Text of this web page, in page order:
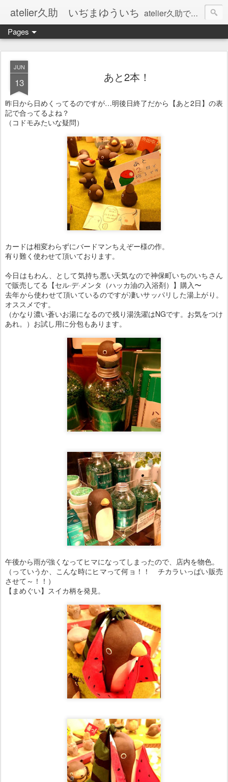
atelier久助 いぢまゆういち atelier久助では土と火から暖かなモノたちを生み出しています。 ご覧になられた方が和んで頂ければ幸いです。
Pages
JUN
13 あと2本！
昨日から日めくってるのですが…明後日終了だから【あと2日】の表
記で合ってるよね？
（コドモみたいな疑問）
カードは相変わらずにバードマンちえぞー様の作。
有り難く使わせて頂いております。
今日はもわん、として気持ち悪い天気なので神保町いちのいちさん
で販売してる【セル·デ·メンタ（ハッカ油の入浴剤）】購入〜
去年から使わせて頂いているのですが凄いサッパリした湯上がり。
オススメです。
（かなり濃い蒼いお湯になるので残り湯洗濯はNGです。お気をつけ
あれ。）お試し用に分包もあります。
午後から雨が強くなってヒマになってしまったので、店内を物色。
（っていうか、こんな時にヒマって何ョ！！ チカラいっぱい販売
させて～！！）
【まめぐい】スイカ柄を発見。